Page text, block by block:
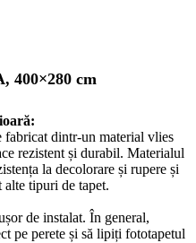
400×280 cm
fabricat dintr-un material vlies
rezistent și durabil. Materialul
la decolorare și rupere și
alte tipuri de tapet.
de instalat. În general,
pe perete și să lipiți fototapetul